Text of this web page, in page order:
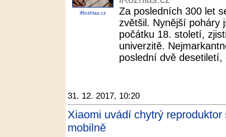
iRozhlas.cz
Za posledních 300 let
zvětšil. Nynější poháry
počátku 18. století,
univerzitě.
poslední dvě desetiletí,
31. 12. 2017, 10:20
Xiaomi uvádí chytrý
mobilně